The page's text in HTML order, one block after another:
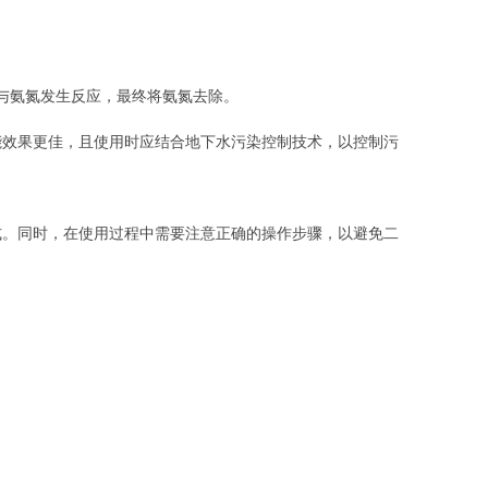
氮发生反应，最终将氨氮去除。
果更佳，且使用时应结合地下水污染控制技术，以控制污
同时，在使用过程中需要注意正确的操作步骤，以避免二